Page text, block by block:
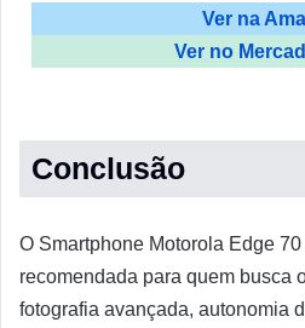
Ver na
Ver no
Conclusão
O Smartphone Motorola Edge
recomendada para quem busca
fotografia avançada, autonomia